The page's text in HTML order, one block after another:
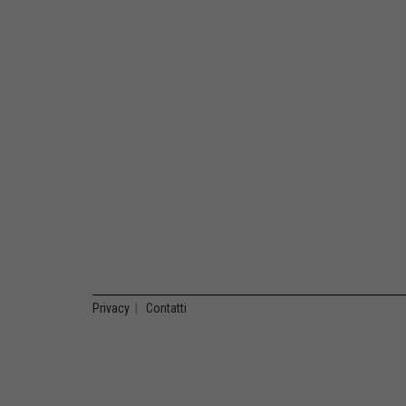
Privacy Contatti